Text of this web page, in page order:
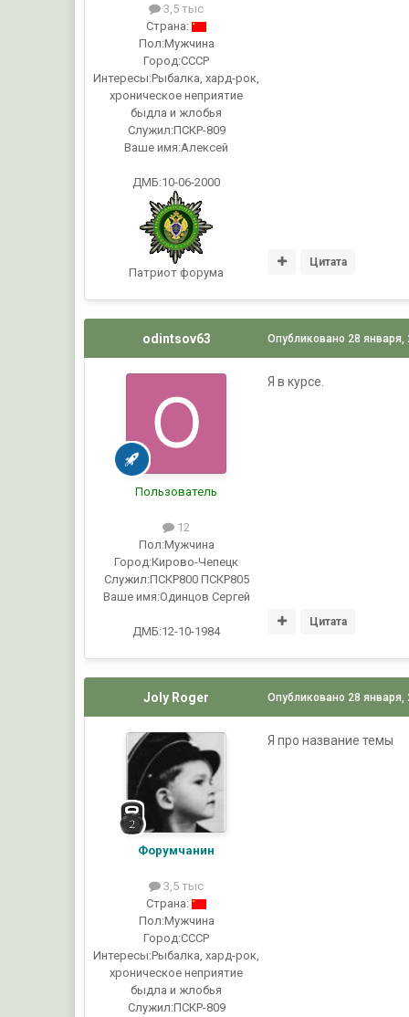
3,5 тыс
Страна:
Пол:Мужчина
Город:СССР
Интересы:Рыбалка, хард-рок,
хроническое неприятие
быдла и жлобья
Служил:ПСКР-809
Ваше имя:Алексей
ДМБ:10-06-2000
Патриот форума
Цитата
odintsov63
Пользователь
12
Пол:Мужчина
Город:Кирово-Чепецк
Служил:ПСКР800 ПСКР805
Ваше имя:Одинцов Сергей
ДМБ:12-10-1984
Опубликовано 28 января,
Я в курсе.
Цитата
Joly Roger
Форумчанин
3,5 тыс
Страна:
Пол:Мужчина
Город:СССР
Интересы:Рыбалка, хард-рок,
хроническое неприятие
быдла и жлобья
Служил:ПСКР-809
Опубликовано 28 января,
Я про название темы